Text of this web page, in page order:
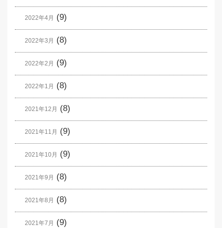
2022年4月 (9)
2022年3月 (8)
2022年2月 (9)
2022年1月 (8)
2021年12月 (8)
2021年11月 (9)
2021年10月 (9)
2021年9月 (8)
2021年8月 (8)
2021年7月 (9)